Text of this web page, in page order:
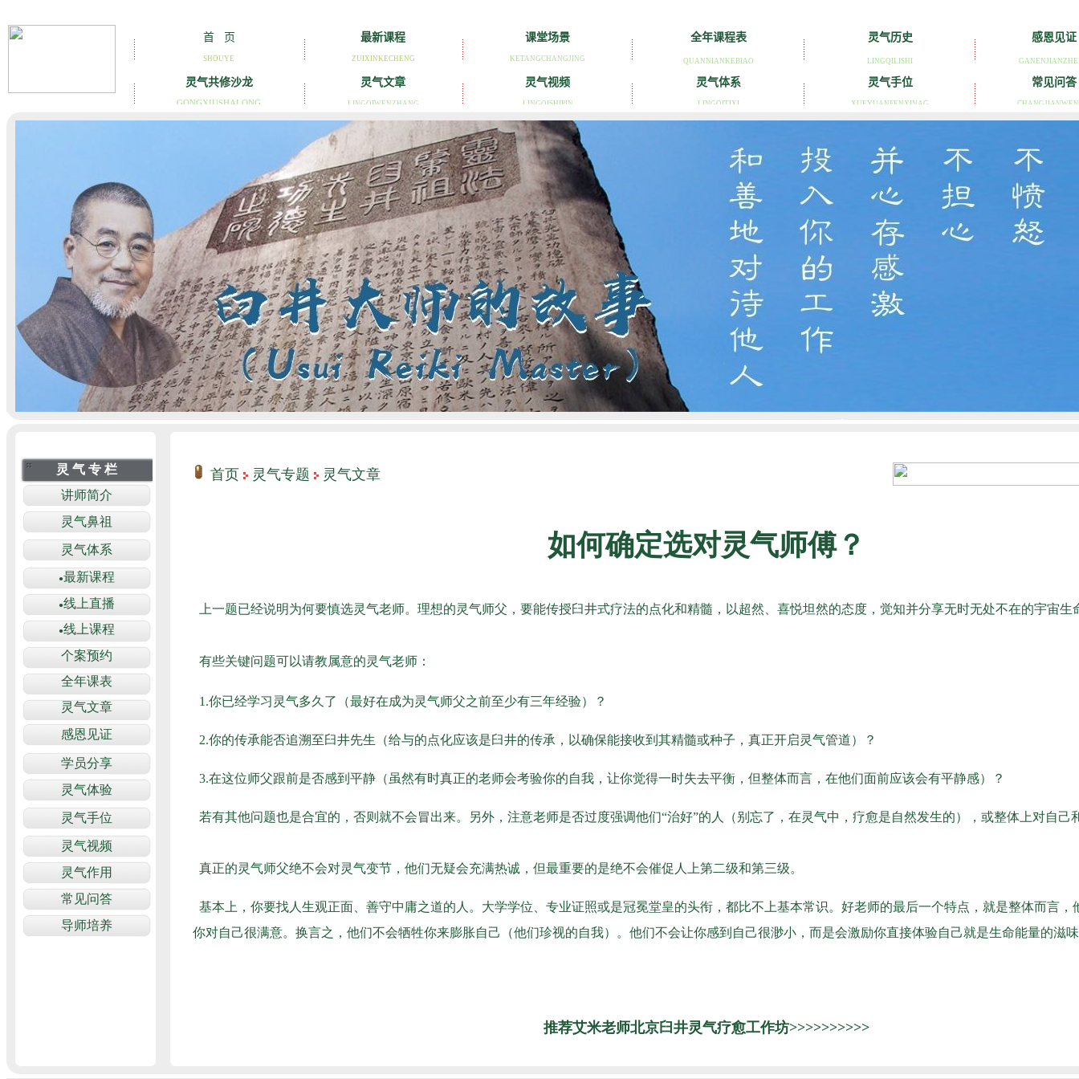
首页 灵气专题 灵气文章
如何确定选对灵气师傅？
上一题已经说明为何要慎选灵气老师。理想的灵气师父，要能传授臼井式疗法的点化和精髓，以超然、喜悦坦然的态度，觉知并分享无时无处不在的宇宙生
有些关键问题可以请教属意的灵气老师：
1.你已经学习灵气多久了（最好在成为灵气师父之前至少有三年经验）？
2.你的传承能否追溯至臼井先生（给与的点化应该是臼井的传承，以确保能接收到其精髓或种子，真正开启灵气管道）？
3.在这位师父跟前是否感到平静（虽然有时真正的老师会考验你的自我，让你觉得一时失去平衡，但整体而言，在他们面前应该会有平静感）？
若有其他问题也是合宜的，否则就不会冒出来。另外，注意老师是否过度强调他们“治好”的人（别忘了，在灵气中，疗愈是自然发生的），或整体上对自己
真正的灵气师父绝不会对灵气变节，他们无疑会充满热诚，但最重要的是绝不会催促人上第二级和第三级。
基本上，你要找人生观正面、善守中庸之道的人。大学学位、专业证照或是冠冕堂皇的头衔，都比不上基本常识。好老师的最后一个特点，就是整体而言，
你对自己很满意。换言之，他们不会牺牲你来膨胀自己（他们珍视的自我）。他们不会让你感到自己很渺小，而是会激励你直接体验自己就是生命能量的滋
推荐艾米老师北京臼井灵气疗愈工作坊>>>>>>>>>>